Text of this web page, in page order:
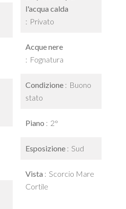
l'acqua calda
Privato
Acque nere
Fognatura
Condizione
Buono
stato
Piano 2°
Esposizione Sud
Vista
Scorcio Mare
Cortile